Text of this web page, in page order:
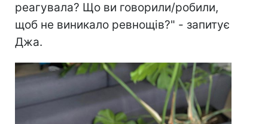
реагувала? Що ви говорили/робили,
щоб не виникало ревнощів?" - запитує
Джа.